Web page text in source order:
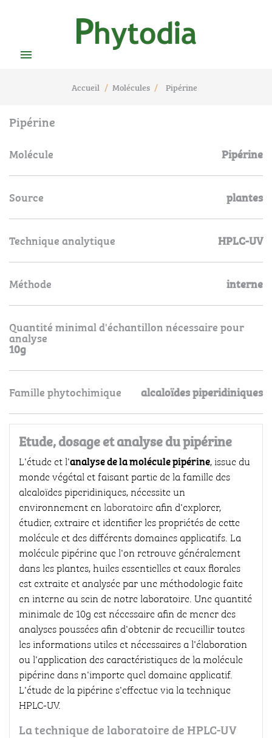

Accueil Molécules Pipérine
Pipérine
Etude, dosage et analyse du pipérine
L'étude et l'analyse de la molécule pipérine, issue du
monde végétal et faisant partie de la famille des
alcaloïdes piperidiniques, nécessite un
environnement enlaboratoire afin d'explorer,
étudier, extraire et identifier les propriétés de cette
molécule et des différents domaines applicatifs. La
molécule pipérine que l'on retrouve généralement
dans les plantes, huiles essentielles et eaux florales
est extraite et analysée par une méthodologie faite
en interne au sein de notre laboratoire. Une quantité
minimale de 10g est nécessaire afin de mener des
analyses poussées afin d'obtenir de recueillir toutes
les informations utiles et nécessaires a l'élaboration
ou l'application des caractéristiques de la molécule
pipérine dans n'importe quel domaine applicatif.
L'étude de la pipérine s'effectue via la technique
HPLC-UV.
La technique de laboratoire de HPLC-UV
Molécule Pipérine
Source plantes
Technique analytique HPLC-UV
Méthode interne
Quantité minimal d'échantillon nécessaire pour
analyse
10g
Famille phytochimique alcaloïdes piperidiniques